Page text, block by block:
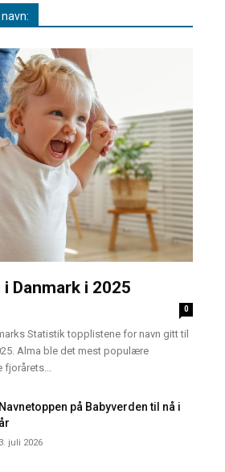
Danmark i 2025
0
Statistik topplistene for navn gitt til
Alma ble det mest populære
Navnetoppen på Babyverden til nå i
år
3. juli 2026